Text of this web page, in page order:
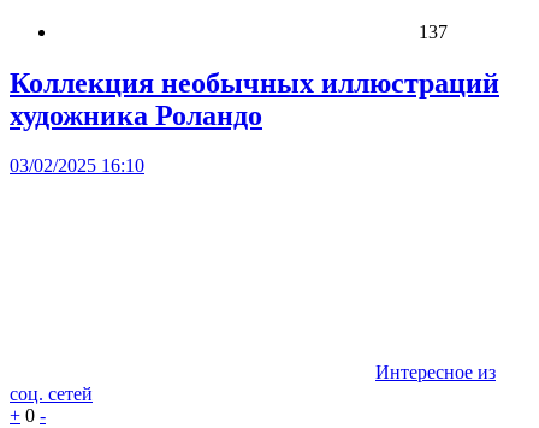
137
Коллекция необычных иллюстраций
художника Роландо
03/02/2025 16:10
Интересное из
соц. сетей
+ 0 -